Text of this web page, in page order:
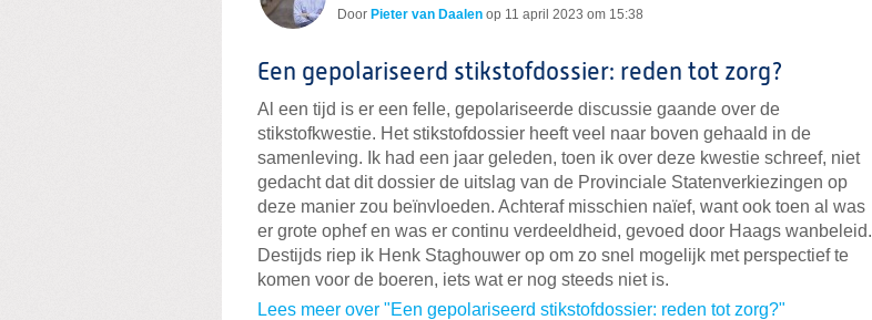
Door Pieter van Daalen op 11 april 2023 om 15:38
Een gepolariseerd stikstofdossier: reden tot zorg?
Al een tijd is er een felle, gepolariseerde discussie gaande over de
stikstofkwestie. Het stikstofdossier heeft veel naar boven gehaald in de
samenleving. Ik had een jaar geleden, toen ik over deze kwestie schreef, niet
gedacht dat dit dossier de uitslag van de Provinciale Statenverkiezingen op
deze manier zou beïnvloeden. Achteraf misschien naïef, want ook toen al was
er grote ophef en was er continu verdeeldheid, gevoed door Haags wanbeleid.
Destijds riep ik Henk Staghouwer op om zo snel mogelijk met perspectief te
komen voor de boeren, iets wat er nog steeds niet is.
Lees meer over "Een gepolariseerd stikstofdossier: reden tot zorg?"